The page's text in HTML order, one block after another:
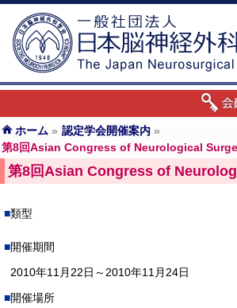
ホーム » 認定学会開催案内 »
第8回Asian Congress of Neurological
第8回Asian Congress of
類型
開催期間
2010年11月22日～2010年11月24日
開催場所